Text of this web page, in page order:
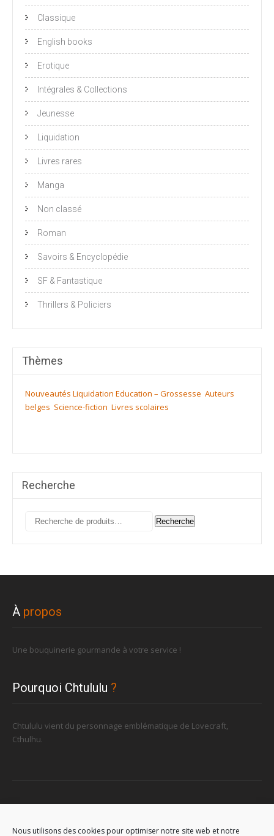
Nous utilisons des cookies pour optimiser notre site web et notre
Classique
English books
Erotique
Intégrales & Collections
Jeunesse
Liquidation
Livres rares
Manga
Non classé
Roman
Savoirs & Encyclopédie
SF & Fantastique
Thrillers & Policiers
Thèmes
Nouveautés Liquidation Education – Grossesse Auteurs
belges Science-fiction Livres scolaires
Recherche
Recherche
Recherche
À propos
Une bouquinerie gourmande à votre service !
Pourquoi Chtululu ?
Chtululu vient du personnage emblématique de Lovecraft,
Cthulhu.